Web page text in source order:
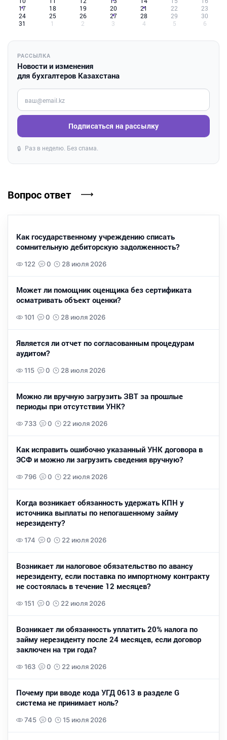
17
18 19 20 21 22
23
24
25 26 27 28 29
30
31
1 2 3 4 5 6
РАССЫЛКА
Новости и изменения
для бухгалтеров Казахстана
Введите ваш e-mail
Подписаться на рассылку
🔒 Раз в неделю. Без спама.
Вопрос ответ
Как государственному учреждению списать
сомнительную дебиторскую задолженность?
122 0 28 июля 2026
Может ли помощник оценщика без сертификата
осматривать объект оценки?
101 0 28 июля 2026
Является ли отчет по согласованным процедурам
аудитом?
115 0 28 июля 2026
Можно ли вручную загрузить ЗВТ за прошлые
периоды при отсутствии УНК?
733 0 22 июля 2026
Как исправить ошибочно указанный УНК договора в
ЭСФ и можно ли загрузить сведения вручную?
796 0 22 июля 2026
Когда возникает обязанность удержать КПН у
источника выплаты по непогашенному займу
нерезиденту?
174 0 22 июля 2026
Возникает ли налоговое обязательство по авансу
нерезиденту, если поставка по импортному контракту
не состоялась в течение 12 месяцев?
151 0 22 июля 2026
Возникает ли обязанность уплатить 20% налога по
займу нерезиденту после 24 месяцев, если договор
заключен на три года?
163 0 22 июля 2026
Почему при вводе кода УГД 0613 в разделе G
система не принимает ноль?
745 0 15 июля 2026